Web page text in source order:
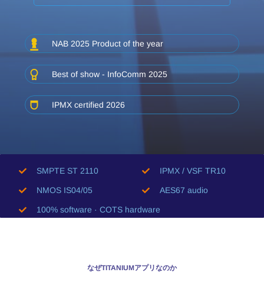
NAB 2025 Product of the year
Best of show - InfoComm 2025
IPMX certified 2026
SMPTE ST 2110 IPMX / VSF TR10
NMOS IS04/05 AES67 audio
100% software · COTS hardware
なぜTITANIUMアプリなのか